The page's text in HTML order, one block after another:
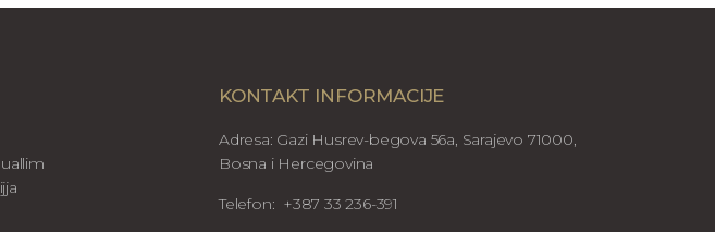
KONTAKT INFORMACIJE
Adresa: Gazi Husrev-begova 56a, Sarajevo 71000,
Bosna i Hercegovina
Telefon: +387 33 236-391